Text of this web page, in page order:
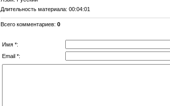
Длительность материала: 00:04:01
Всего комментариев:0
Имя *:
Email *: